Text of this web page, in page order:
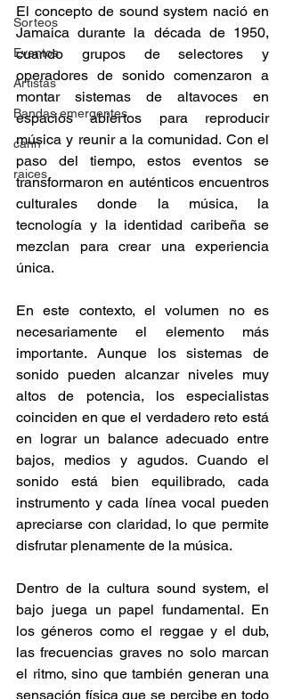
Sorteos
Eventos
Artistas
Bandas emergentes
cann
raices
El concepto de sound system nació en
Jamaica durante la década de 1950,
cuando grupos de selectores y
operadores de sonido comenzaron a
montar sistemas de altavoces en
espacios abiertos para reproducir
música y reunir a la comunidad. Con el
paso del tiempo, estos eventos se
transformaron en auténticos encuentros
culturales donde la música, la
tecnología y la identidad caribeña se
mezclan para crear una experiencia
única.
En este contexto, el volumen no es
necesariamente el elemento más
importante. Aunque los sistemas de
sonido pueden alcanzar niveles muy
altos de potencia, los especialistas
coinciden en que el verdadero reto está
en lograr un balance adecuado entre
bajos, medios y agudos. Cuando el
sonido está bien equilibrado, cada
instrumento y cada línea vocal pueden
apreciarse con claridad, lo que permite
disfrutar plenamente de la música.
Dentro de la cultura sound system, el
bajo juega un papel fundamental. En
los géneros como el reggae y el dub,
las frecuencias graves no solo marcan
el ritmo, sino que también generan una
sensación física que se percibe en todo